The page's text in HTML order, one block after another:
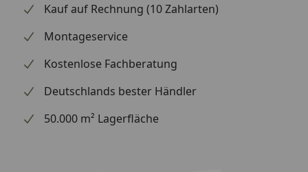
wir Ihre Bestellung erhalten haben), können wir
Informationen zu dem Ersatzteil geben. Es dient
lediglich dem Austausch des defekten oder fehlenden
Kauf auf Rechnung (10 Zahlarten)
Montageservice
Kostenlose Fachberatung
Deutschlands bester Händler
50.000 m² Lagerfläche